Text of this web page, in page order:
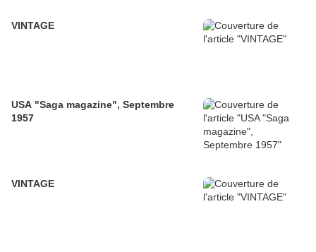
VINTAGE
USA "Saga magazine", Septembre
1957
VINTAGE